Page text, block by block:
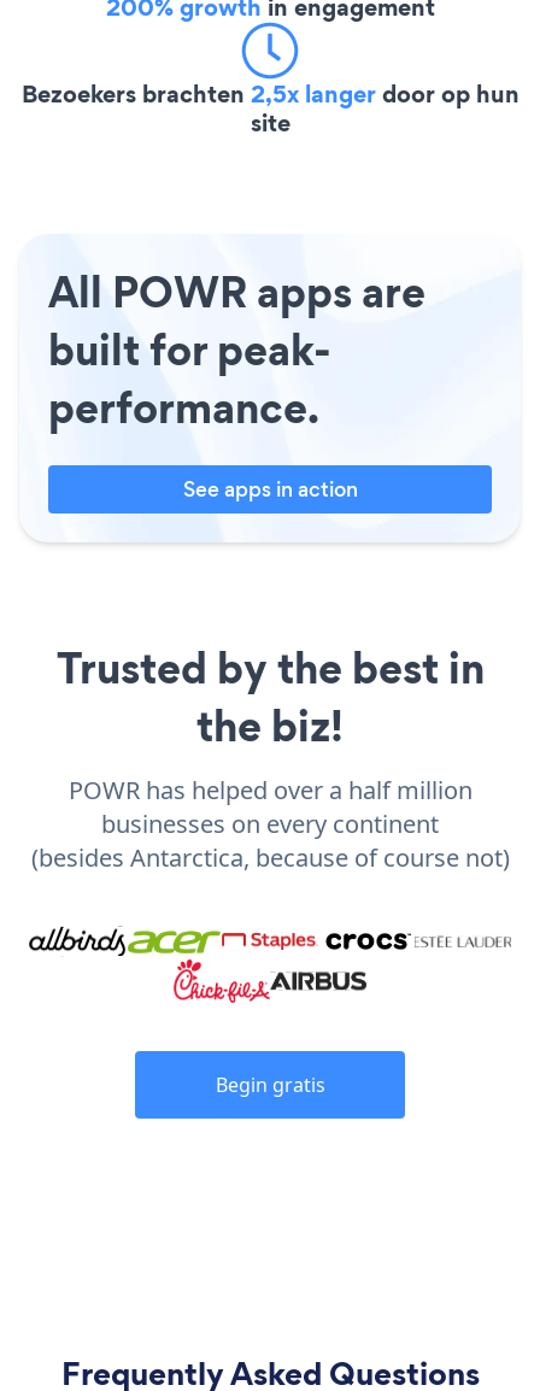
200% growth in engagement
Bezoekers brachten 2,5x langerdoor op hun
site
All POWR apps are
built for peak-
performance.
See apps in action
Trusted by the best in
the biz!
POWR has helped over a half million
businesses on every continent
(besides Antarctica, because of course not)
Begin gratis
Frequently Asked Questions